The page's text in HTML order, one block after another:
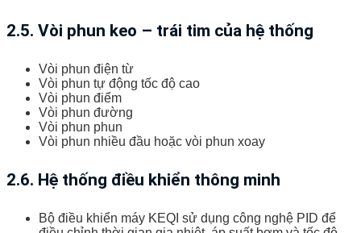
2.5. Vòi phun keo – trái tim của hệ thống
Vòi phun điện từ
Vòi phun tự động tốc độ cao
Vòi phun điểm
Vòi phun đường
Vòi phun phun
Vòi phun nhiều đầu hoặc vòi phun xoay
2.6. Hệ thống điều khiển thông minh
Bộ điều khiển máy KEQI sử dụng công nghệ PID để